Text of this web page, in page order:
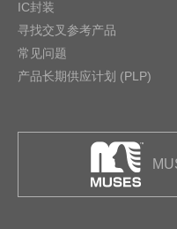
IC封装
寻找交叉参考产品
常见问题
产品长期供应计划 (PLP)